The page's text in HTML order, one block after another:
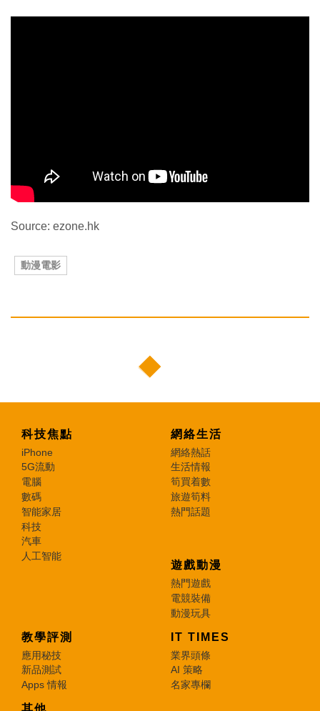
Source: ezone.hk
動漫電影
科技焦點
iPhone
5G流動
電腦
數碼
智能家居
科技
汽車
人工智能
網絡生活
網絡熱話
生活情報
筍買着數
旅遊筍料
熱門話題
遊戲動漫
熱門遊戲
電競裝備
動漫玩具
教學評測
應用秘技
新品測試
Apps 情報
IT TIMES
業界頭條
AI 策略
名家專欄
其他